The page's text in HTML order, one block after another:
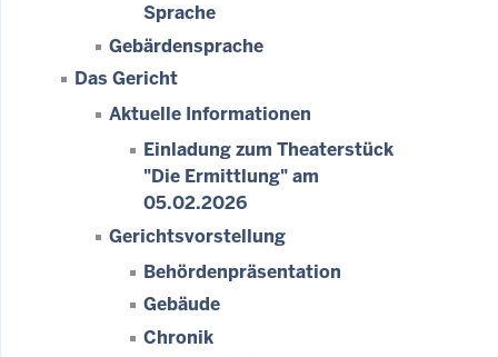
Sprache
Gebärdensprache
Das Gericht
Aktuelle Informationen
Einladung zum Theaterstück
"Die Ermittlung" am
05.02.2026
Gerichtsvorstellung
Behördenpräsentation
Gebäude
Chronik